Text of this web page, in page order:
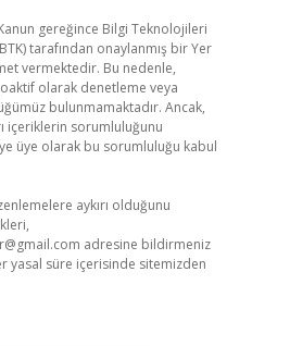
Kanun gereğince Bilgi Teknolojileri
tarafından onaylanmış bir Yer
vermektedir. Bu nedenle,
olarak denetleme veya
bulunmamaktadır. Ancak,
içeriklerin sorumluluğunu
üye olarak bu sorumluluğu kabul
aykırı olduğunu
adresine bildirmeniz
yasal süre içerisinde sitemizden